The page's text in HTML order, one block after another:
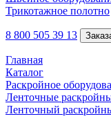
Трикотажное полотно
8 800 505 39 13
Главная
Каталог
Раскройное
Ленточные
Ленточный